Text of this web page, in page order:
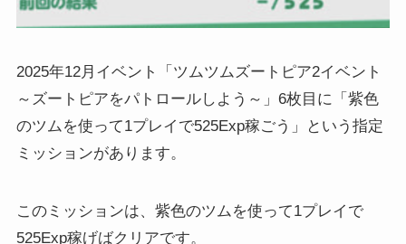
2025年12月イベント「ツムツムズートピア2イベント
～ズートピアをパトロールしよう～」6枚目に「紫色
のツムを使って1プレイで525Exp稼ごう」という指定
ミッションがあります。
このミッションは、紫色のツムを使って1プレイで
525Exp稼げばクリアです。